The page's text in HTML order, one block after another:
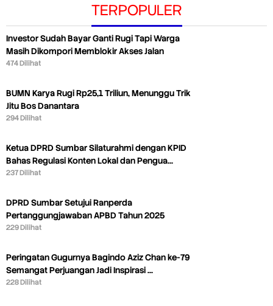
TERPOPULER
Investor Sudah Bayar Ganti Rugi Tapi Warga
Masih Dikompori Memblokir Akses Jalan
474 Dilihat
BUMN Karya Rugi Rp25,1 Triliun, Menunggu Trik
Jitu Bos Danantara
294 Dilihat
Ketua DPRD Sumbar Silaturahmi dengan KPID
Bahas Regulasi Konten Lokal dan Pengua…
237 Dilihat
DPRD Sumbar Setujui Ranperda
Pertanggungjawaban APBD Tahun 2025
229 Dilihat
Peringatan Gugurnya Bagindo Aziz Chan ke-79
Semangat Perjuangan Jadi Inspirasi …
228 Dilihat